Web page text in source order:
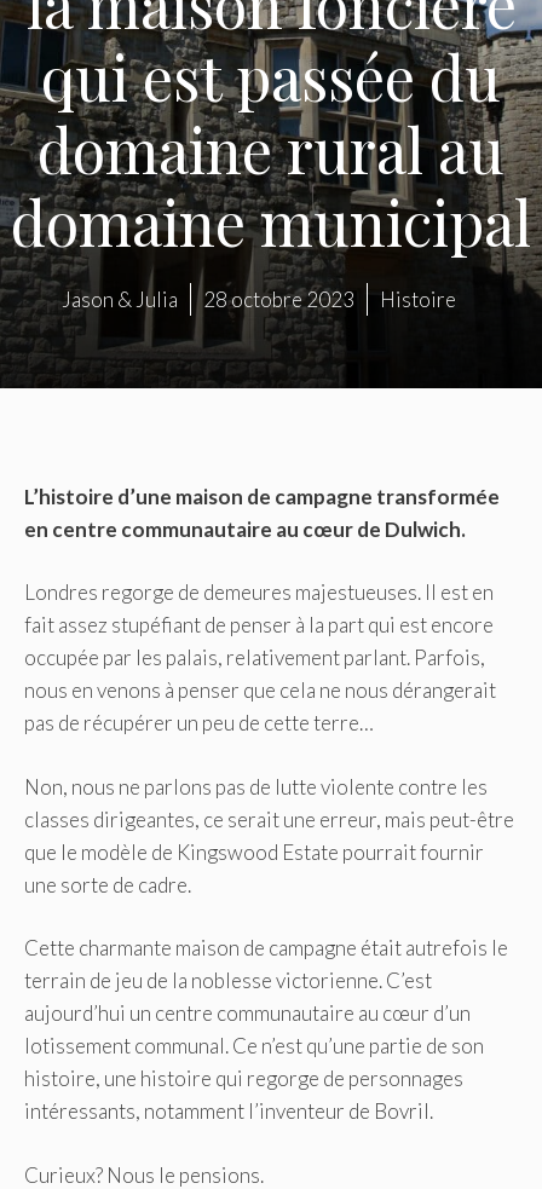
qui est passée du
domaine rural au
domaine municipal
Jason & Julia 28 octobre 2023 Histoire
L’histoire d’une maison de campagne transformée
en centre communautaire au cœur de Dulwich.
Londres regorge de demeures majestueuses. Il est en
fait assez stupéfiant de penser à la part qui est encore
occupée par les palais, relativement parlant. Parfois,
nous en venons à penser que cela ne nous dérangerait
pas de récupérer un peu de cette terre…
Non, nous ne parlons pas de lutte violente contre les
classes dirigeantes, ce serait une erreur, mais peut-être
que le modèle de Kingswood Estate pourrait fournir
une sorte de cadre.
Cette charmante maison de campagne était autrefois le
terrain de jeu de la noblesse victorienne. C’est
aujourd’hui un centre communautaire au cœur d’un
lotissement communal. Ce n’est qu’une partie de son
histoire, une histoire qui regorge de personnages
intéressants, notamment l’inventeur de Bovril.
Curieux? Nous le pensions.